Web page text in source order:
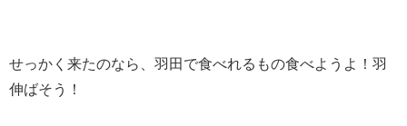
せっかく来たのなら、羽田で食べれるもの食べようよ！羽
伸ばそう！